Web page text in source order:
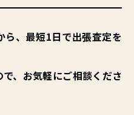
ら、最短1日で出張査定を
、お気軽にご相談くださ